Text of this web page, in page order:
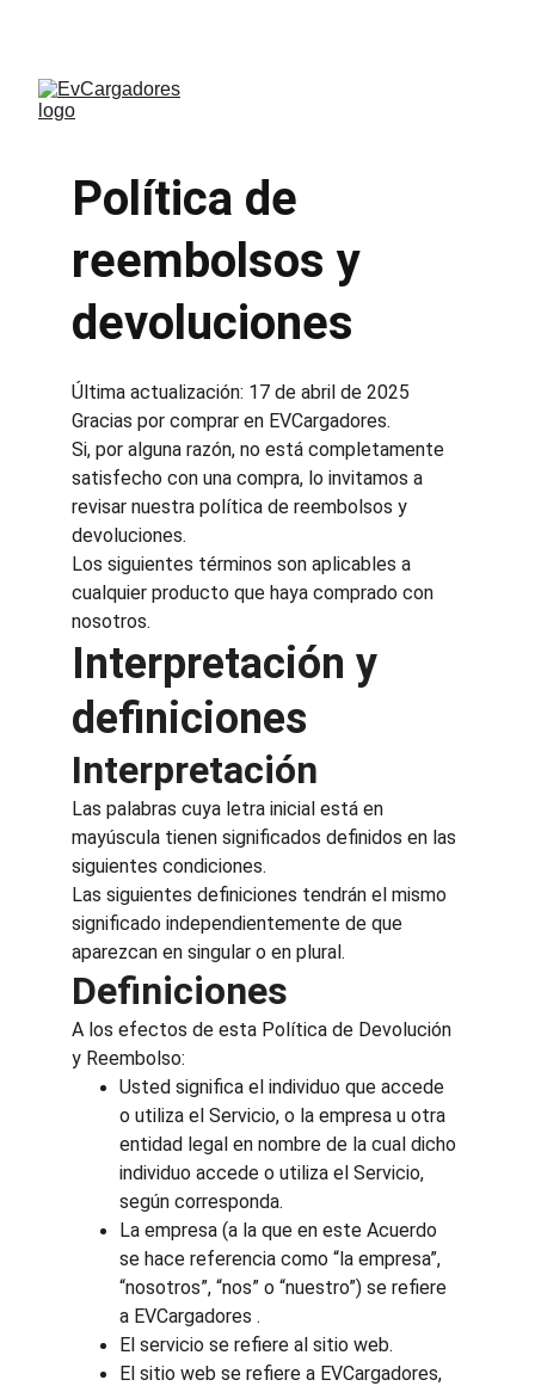
Política de
reembolsos y
devoluciones
Última actualización: 17 de abril de 2025
Gracias por comprar en EVCargadores.
Si, por alguna razón, no está completamente
satisfecho con una compra, lo invitamos a
revisar nuestra política de reembolsos y
devoluciones.
Los siguientes términos son aplicables a
cualquier producto que haya comprado con
nosotros.
Interpretación y
definiciones
Interpretación
Las palabras cuya letra inicial está en
mayúscula tienen significados definidos en las
siguientes condiciones.
Las siguientes definiciones tendrán el mismo
significado independientemente de que
aparezcan en singular o en plural.
Definiciones
A los efectos de esta Política de Devolución
y Reembolso:
Usted significa el individuo que accede
o utiliza el Servicio, o la empresa u otra
entidad legal en nombre de la cual dicho
individuo accede o utiliza el Servicio,
según corresponda.
La empresa (a la que en este Acuerdo
se hace referencia como “la empresa”,
“nosotros”, “nos” o “nuestro”) se refiere
a EVCargadores .
El servicio se refiere al sitio web.
El sitio web se refiere a EVCargadores,